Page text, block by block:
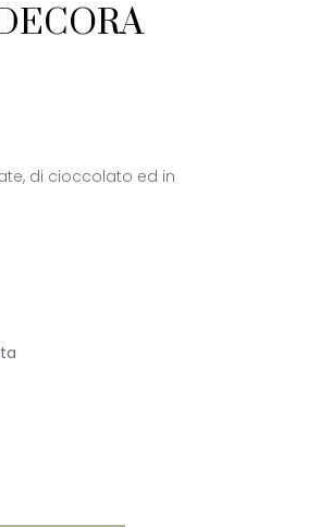
di cioccolato ed in